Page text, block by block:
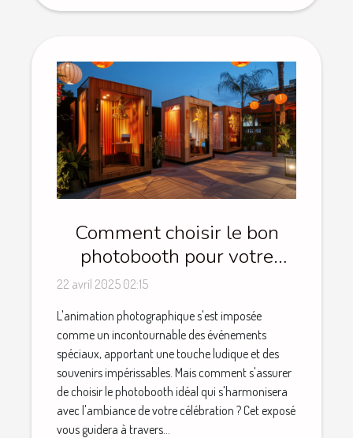
Comment choisir le bon
photobooth pour votre
événement spécial
22 avril 2025 02:15
L'animation photographique s'est imposée
comme un incontournable des événements
spéciaux, apportant une touche ludique et des
souvenirs impérissables. Mais comment s'assurer
de choisir le photobooth idéal qui s'harmonisera
avec l'ambiance de votre célébration ? Cet exposé
vous guidera à travers...